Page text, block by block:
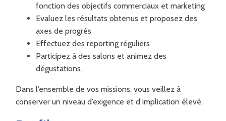
fonction des objectifs commerciaux et marketing
Evaluez les résultats obtenus et proposez des
axes de progrès
Effectuez des reporting réguliers
Participez à des salons et animez des
dégustations.
Dans l’ensemble de vos missions, vous veillez à
conserver un niveau d’exigence et d’implication élevé.